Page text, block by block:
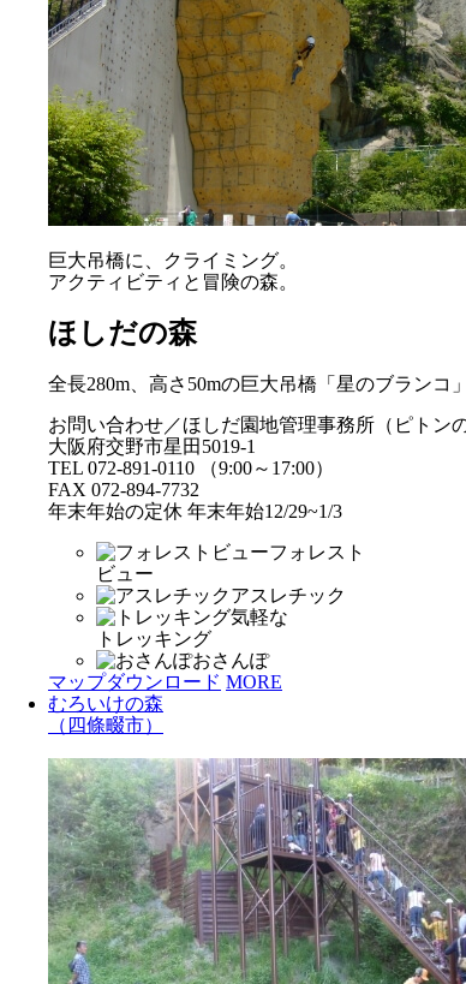
巨大吊橋に、クライミング。
アクティビティと冒険の森。
ほしだの森
全長280m、高さ50mの巨大吊橋「星のブラン
お問い合わせ／ほしだ園地管理事務所（ピトン
大阪府交野市星田5019-1
TEL 072-891-0110 （9:00～17:00）
FAX 072-894-7732
年末年始の定休 年末年始12/29~1/3
フォレスト
ビュー
アスレチック
気軽な
トレッキング
おさんぽ
マップダウンロード MORE
むろいけの森
（四條畷市）